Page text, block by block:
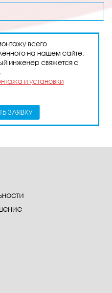
ЗАЯВКУ
всего
на нашем сайте.
инженер свяжется с
и установки